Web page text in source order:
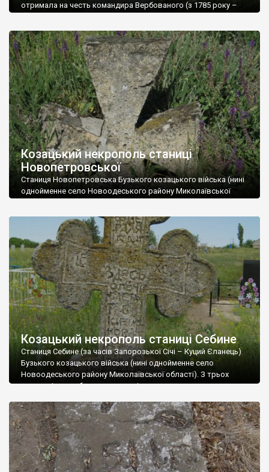
отримала на честь командира Вербованого (з 1785 року –
походженням). До 1794 року входила до Новопетровської
парафії, згодом вже мала власну церкву святого Димитрія
Солунського. З козацьких часів тут, як і в більшості станиць,
зберігся […]
Козацький некрополь станиці
Новопетровської
Станиця Новопетровська Бузького козацького війська (нині
однойменне село Новоодеського району Миколаївської
війська. Відтоді у селі збереглося дуже мало пам’яток. Хіба
що хрести на найстарішому з-поміж трьох сільських
кладовищ. Є серед них і цікавий пам’ятник-стела, на
лицьовому боці якої […]
Козацький некрополь станиці Себине
Станиця Себине (за часів Запорозької Січі – Куций Єланець)
Бузького козацького війська (нині однойменне село
Новоодеського району Миколаївської області). З трьох
цвинтарів, що збереглися у селі, лише один належить до
церкви. До нашого часу зберігся досить непогано, хоч
впорядкування не завадило б, оскільки чимало хрестів
вгрузло в землю […]